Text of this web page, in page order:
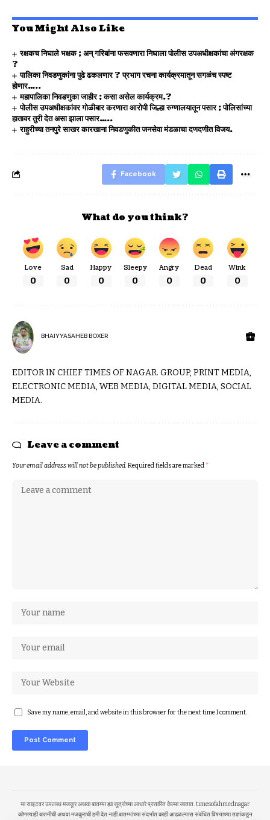
You Might Also Like
रक्षकच निघाले भक्षक ; अन् गरिबांना फसवणारा निघाला पोलीस उपअधीक्षकांचा अंगरक्षक
?
पालिका निवडणुकांना पुढे ढकलणार ? प्रभाग रचना कार्यक्रमातून सगळंच स्पष्ट
होणार…..
महापालिका निवडणुका जाहीर ; कसा असेल कार्यक्रम.?
पोलीस उपअधीक्षकांवर गोळीबार करणारा आरोपी जिल्हा रुग्णालयातून पसार ; पोलिसांच्या
हातावर तुरी देत असा झाला पसार…..
राहुरीच्या तनपुरे साखर कारखाना निवडणुकीत जनसेवा मंडळाचा दणदणीत विजय.
Facebook
What do you think?
Love
0
Sad
0
Happy
0
Sleepy
0
Angry
0
Dead
0
Wink
0
BHAIYYASAHEB BOXER
EDITOR IN CHIEF TIMES OF NAGAR. GROUP, PRINT MEDIA,
ELECTRONIC MEDIA, WEB MEDIA, DIGITAL MEDIA, SOCIAL
MEDIA.
Leave a comment
Your email address will not be published.Required fields are marked*
Save my name, email, and website in this browser for the next time I comment.
या साइटवर उपलब्ध मजकूर अथवा बातम्या ह्या सूत्रांच्या आधारे प्रसारित केल्या जातात. timesofahmednagar
कोणत्याही बातमीची अथवा मजकुराची हमी देत नाही.बातम्यांच्या संदर्भात काही आढळल्यास संबंधित विषयाच्या तज्ञांकडून